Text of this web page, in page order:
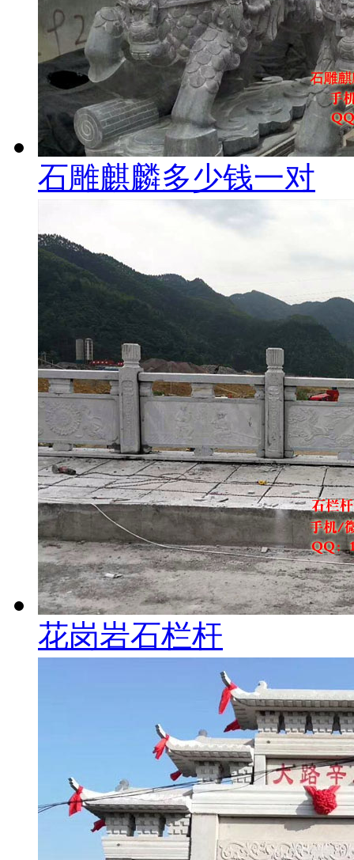
石雕麒麟多少钱一对
花岗岩石栏杆